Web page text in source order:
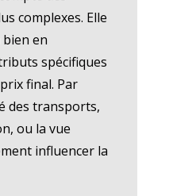
complexes. Elle
bien en
spécifiques
final. Par
des transports,
ou la vue
influencer la